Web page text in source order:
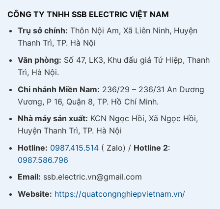
CÔNG TY TNHH SSB ELECTRIC VIỆT NAM
Trụ sở chính: Thôn Nội Am, Xã Liên Ninh, Huyện
Thanh Trì, TP. Hà Nội
Văn phòng: Số 47, LK3, Khu đấu giá Tứ Hiệp, Thanh
Trì, Hà Nội.
Chi nhánh Miền Nam: 236/29 – 236/31 An Dương
Vương, P 16, Quận 8, TP. Hồ Chí Minh.
Nhà máy sản xuất: KCN Ngọc Hồi, Xã Ngọc Hồi,
Huyện Thanh Trì, TP. Hà Nội
Hotline: 0987.415.514( Zalo) / Hotline 2:
0987.586.796
Email: ssb.electric.vn@gmail.com
Website: https://quatcongnghiepvietnam.vn/